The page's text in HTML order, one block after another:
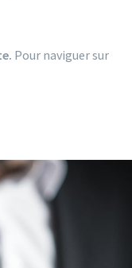
Pour naviguer sur